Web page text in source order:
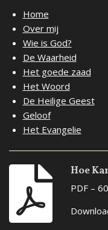
Home
Over mij
Wie is God?
De Waarheid
Het goede zaad
Het Woord
De Heilige Geest
Geloof
Het Evangelie
Hoe
PDF –